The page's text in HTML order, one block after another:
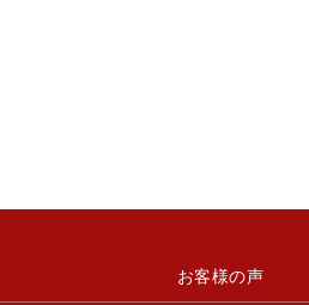
お客様の声